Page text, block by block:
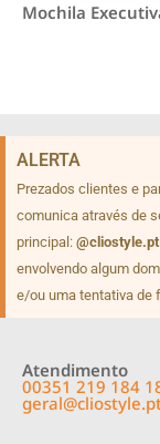
Mochila
ALERTA
Prezados clientes e
comunica através de
principal: @cliostyle.pt
envolvendo algum
e/ou uma tentativa de
Atendimento
00351 219 184